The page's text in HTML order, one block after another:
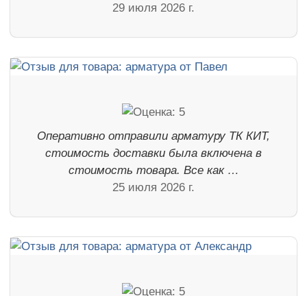
29 июля 2026 г.
Оперативно отправили арматуру ТК КИТ,
стоимость доставки была включена в
стоимость товара. Все как …
25 июля 2026 г.